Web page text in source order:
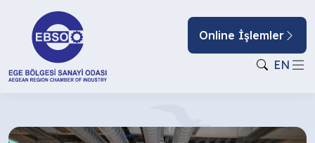
Online İşlemler
EN